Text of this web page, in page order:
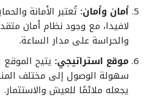
أمان وأمان: تُعتبر الأمانة
لافيدا، مع وجود نظام أمان
والحراسة على مدار الساعة.
موقع استراتيجي: يتيح الموقع
سهولة الوصول إلى مختلف
يجعله ملائمًا للعيش والاستثمار.